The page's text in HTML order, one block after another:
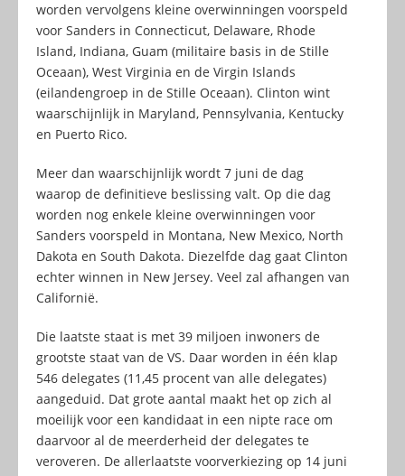
worden vervolgens kleine overwinningen voorspeld
voor Sanders in Connecticut, Delaware, Rhode
Island, Indiana, Guam (militaire basis in de Stille
Oceaan), West Virginia en de Virgin Islands
(eilandengroep in de Stille Oceaan). Clinton wint
waarschijnlijk in Maryland, Pennsylvania, Kentucky
en Puerto Rico.
Meer dan waarschijnlijk wordt 7 juni de dag
waarop de definitieve beslissing valt. Op die dag
worden nog enkele kleine overwinningen voor
Sanders voorspeld in Montana, New Mexico, North
Dakota en South Dakota. Diezelfde dag gaat Clinton
echter winnen in New Jersey. Veel zal afhangen van
Californië.
Die laatste staat is met 39 miljoen inwoners de
grootste staat van de VS. Daar worden in één klap
546 delegates (11,45 procent van alle delegates)
aangeduid. Dat grote aantal maakt het op zich al
moeilijk voor een kandidaat in een nipte race om
daarvoor al de meerderheid der delegates te
veroveren. De allerlaatste voorverkiezing op 14 juni